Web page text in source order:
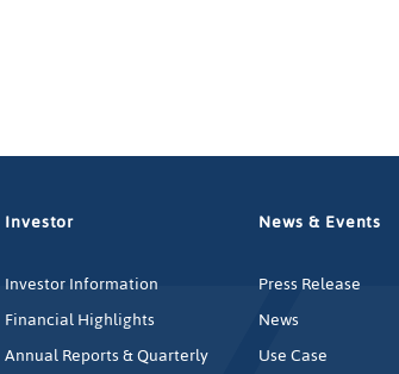
Investor
Investor Information
Financial Highlights
Annual Reports & Quarterly
News & Events
Press Release
News
Use Case